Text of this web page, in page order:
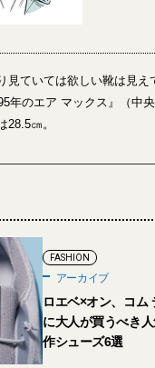
見ていては欲しい靴は見え
年のエア マックス』（中
28.5㎝。
FASHION
アーカイブ
ロエベ×オン、コ
に大人が買うべき
作シューズ6選